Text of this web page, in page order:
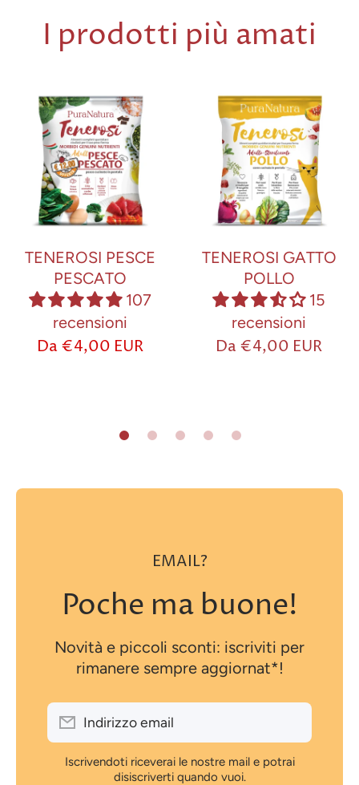
I prodotti più amati
TENEROSI PESCE
PESCATO
107
recensioni
Da €4,00 EUR
TENEROSI GATTO
POLLO
15
recensioni
Da €4,00 EUR
EMAIL?
Poche ma buone!
Novità e piccoli sconti: iscriviti per
rimanere sempre aggiornat*!
Indirizzo email
Iscrivendoti riceverai le nostre mail e potrai
disiscriverti quando vuoi.